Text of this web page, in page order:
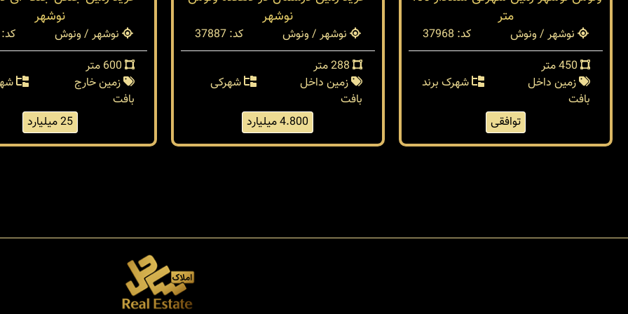
متر
نوشهر / ونوش
کد: 37968
زمین داخل
بافت
شهرک برند
توافقی
نوشهر
نوشهر / ونوش
کد: 37887
زمین داخل
بافت
شهرکی
4.800 میلیارد
نوشهر
نوشهر / ونوش
کد:
زمین خارج
بافت
25 میلیارد